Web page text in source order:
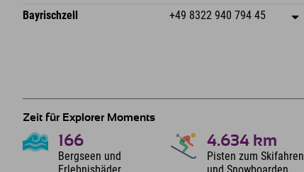
Deutschland
Buchen
Frickenstraße 22
82490 Farchant
Adresse speichern
Bayrischzell +49 8322 940 794 45
Zeit für Explorer Moments
166
Bergseen und
Erlebnisbäder
4.634 km
Pisten zum Skifahren
und Snowboarden